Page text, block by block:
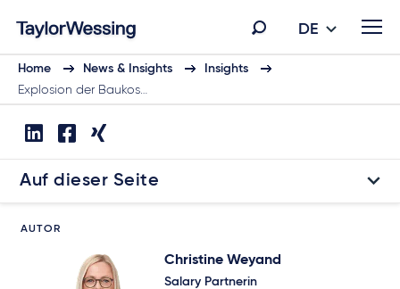
DE
Home News & Insights
Insights
Explosion der Baukos…
Auf dieser Seite
AUTOR
Christine Weyand
Salary Partnerin